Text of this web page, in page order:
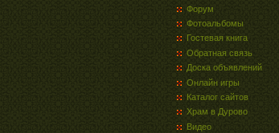
Форум
Фотоальбомы
Гостевая книга
Обратная связь
Доска объявлений
Онлайн игры
Каталог сайтов
Храм в Дурово
Видео